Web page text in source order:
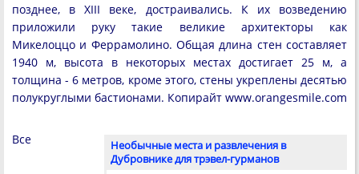
позднее, в XIII веке, достраивались. К их возведению
приложили руку такие великие архитекторы как
Микелоццо и Феррамолино. Общая длина стен составляет
1940 м, высота в некоторых местах достигает 25 м, а
толщина - 6 метров, кроме этого, стены укреплены десятью
полукруглыми бастионами. Копирайт www.orangesmile.com
Необычные места и развлечения в
Дубровнике для трэвел-гурманов
Все